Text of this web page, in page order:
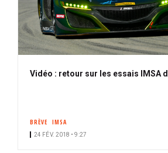
Vidéo : retour sur les essais IMSA
BRÈVE IMSA
24 FÉV. 2018 • 9:27